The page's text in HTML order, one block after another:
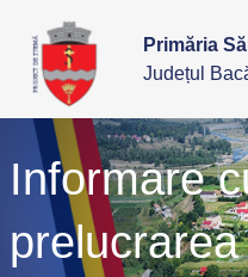
Primăria
Județul
Informare